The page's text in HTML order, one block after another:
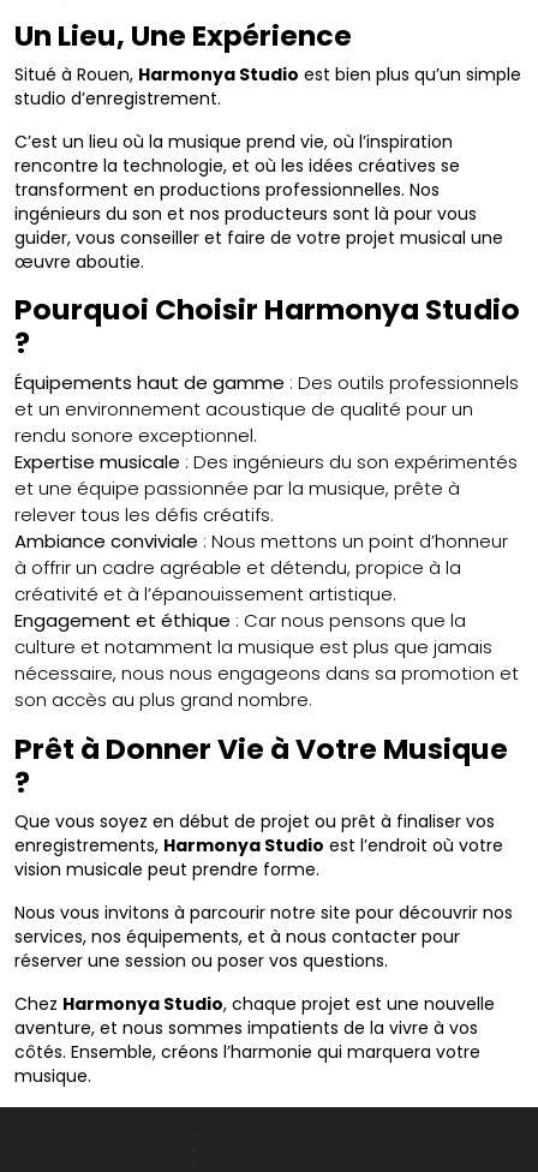
Un Lieu, Une Expérience
Situé à Rouen, Harmonya Studio est bien plus qu’un simple
studio d’enregistrement.
C’est un lieu où la musique prend vie, où l’inspiration
rencontre la technologie, et où les idées créatives se
transforment en productions professionnelles. Nos
ingénieurs du son et nos producteurs sont là pour vous
guider, vous conseiller et faire de votre projet musical une
œuvre aboutie.
Pourquoi Choisir Harmonya Studio
?
Équipements haut de gamme : Des outils professionnels
et un environnement acoustique de qualité pour un
rendu sonore exceptionnel.
Expertise musicale : Des ingénieurs du son expérimentés
et une équipe passionnée par la musique, prête à
relever tous les défis créatifs.
Ambiance conviviale : Nous mettons un point d’honneur
à offrir un cadre agréable et détendu, propice à la
créativité et à l’épanouissement artistique.
Engagement et éthique : Car nous pensons que la
culture et notamment la musique est plus que jamais
nécessaire, nous nous engageons dans sa promotion et
son accès au plus grand nombre.
Prêt à Donner Vie à Votre Musique
?
Que vous soyez en début de projet ou prêt à finaliser vos
enregistrements, Harmonya Studio est l’endroit où votre
vision musicale peut prendre forme.
Nous vous invitons à parcourir notre site pour découvrir nos
services, nos équipements, et à nous contacter pour
réserver une session ou poser vos questions.
Chez Harmonya Studio, chaque projet est une nouvelle
aventure, et nous sommes impatients de la vivre à vos
côtés. Ensemble, créons l’harmonie qui marquera votre
musique.